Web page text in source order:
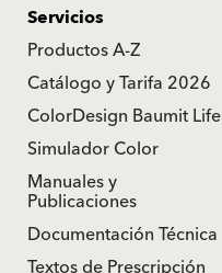
Servicios
Productos A-Z
Catálogo y Tarifa 2026
ColorDesign Baumit Life
Simulador Color
Manuales y
Publicaciones
Documentación Técnica